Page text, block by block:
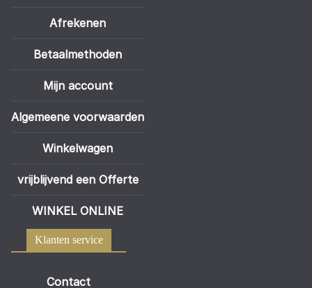
Afrekenen
Betaalmethoden
Mijn account
Algemeene voorwaarden
Winkelwagen
vrijblijvend een Offerte
WINKEL ONLINE
Klanten service
Contact